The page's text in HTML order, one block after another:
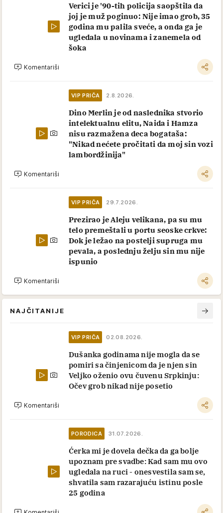
Verici je '90-tih policija saopštila da
joj je muž poginuo: Nije imao grob, 35
godina mu palila sveće, a onda ga je
ugledala u novinama i zanemela od
šoka
Komentariši
VIP PRIČA 2.8.2026.
Dino Merlin je od naslednika stvorio
intelektualnu elitu, Naida i Hamza
nisu razmažena deca bogataša:
"Nikad nećete pročitati da moj sin vozi
lambordžinija"
Komentariši
VIP PRIČA 29.7.2026.
Prezirao je Aleju velikana, pa su mu
telo premeštali u portu seoske crkve:
Dok je ležao na postelji supruga mu
pevala, a poslednju želju sin mu nije
ispunio
Komentariši
NAJČITANIJE
VIP PRIČA 02.08.2026.
Dušanka godinama nije mogla da se
pomiri sa činjenicom da je njen sin
Veljko oženio ovu čuvenu Srpkinju:
Očev grob nikad nije posetio
Komentariši
PORODICA 31.07.2026.
Ćerka mi je dovela dečka da ga bolje
upoznam pre svadbe: Kad sam mu ovo
ugledala na ruci - onesvestila sam se,
shvatila sam razarajuću istinu posle
25 godina